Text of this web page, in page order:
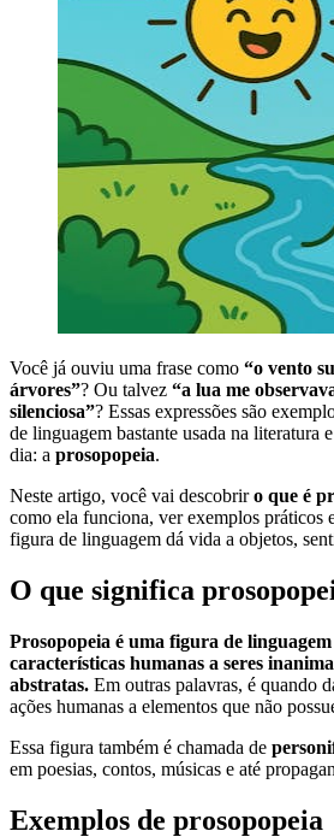
Você já ouviu uma frase como “o vento
árvores”? Ou talvez “a lua me
silenciosa”? Essas expressões são
de linguagem bastante usada na literatura
dia: a prosopopeia.
Neste artigo, você vai descobriro que é
como ela funciona, ver exemplos práticos
figura de linguagem dá vida a objetos,
O que significa
Prosopopeia é uma figura de
características humanas a seres
abstratas. Em outras palavras, é quando
ações humanas a elementos que não
Essa figura também é chamada de
em poesias, contos, músicas e até
Exemplos de prosopopeia